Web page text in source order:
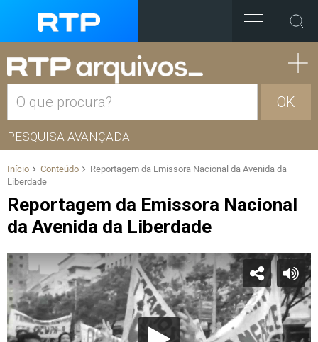
OK
PESQUISA AVANÇADA
Início Conteúdo
Reportagem da Emissora Nacional da Avenida da
Liberdade
Reportagem da Emissora Nacional
da Avenida da Liberdade